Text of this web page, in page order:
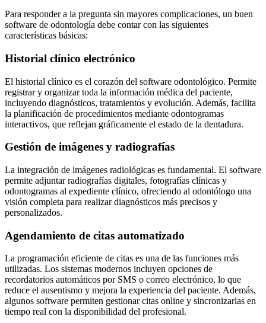
Para responder a la pregunta sin mayores complicaciones, un buen
software de odontología debe contar con las siguientes
características básicas:
Historial clínico electrónico
El historial clínico es el corazón del software odontológico. Permite
registrar y organizar toda la información médica del paciente,
incluyendo diagnósticos, tratamientos y evolución. Además, facilita
la planificación de procedimientos mediante odontogramas
interactivos, que reflejan gráficamente el estado de la dentadura.
Gestión de imágenes y radiografías
La integración de imágenes radiológicas es fundamental. El software
permite adjuntar radiografías digitales, fotografías clínicas y
odontogramas al expediente clínico, ofreciendo al odontólogo una
visión completa para realizar diagnósticos más precisos y
personalizados.
Agendamiento de citas automatizado
La programación eficiente de citas es una de las funciones más
utilizadas. Los sistemas modernos incluyen opciones de
recordatorios automáticos por SMS o correo electrónico, lo que
reduce el ausentismo y mejora la experiencia del paciente. Además,
algunos software permiten gestionar citas online y sincronizarlas en
tiempo real con la disponibilidad del profesional.